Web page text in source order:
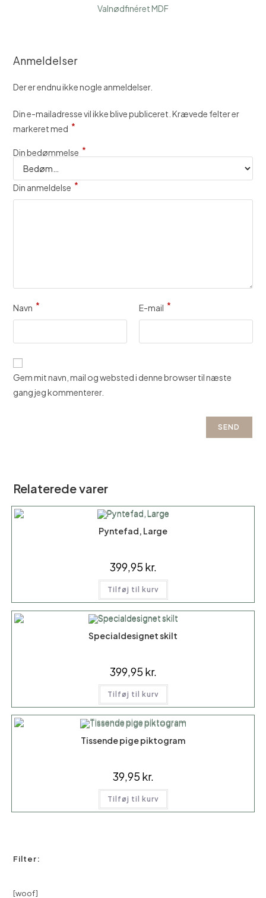
Valnødfinéret MDF
Anmeldelser
Der er endnu ikke nogle anmeldelser.
Din e-mailadresse vil ikke blive publiceret. Krævede felter er
markeret med *
Din bedømmelse *
Din anmeldelse *
Navn * E-mail *
Gem mit navn, mail og websted i denne browser til næste
gang jeg kommenterer.
Relaterede varer
Pyntefad, Large
399,95 kr.
Tilføj til kurv
Specialdesignet skilt
399,95 kr.
Tilføj til kurv
Tissende pige piktogram
39,95 kr.
Tilføj til kurv
Filter:
[woof]